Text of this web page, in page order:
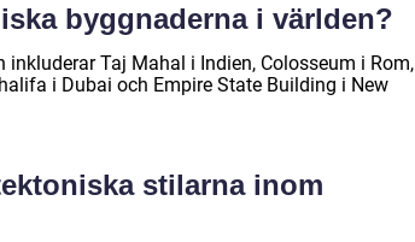
byggnaderna i världen?
Taj Mahal i Indien, Colosseum i Rom,
i Dubai och Empire State Building i New
stilarna inom